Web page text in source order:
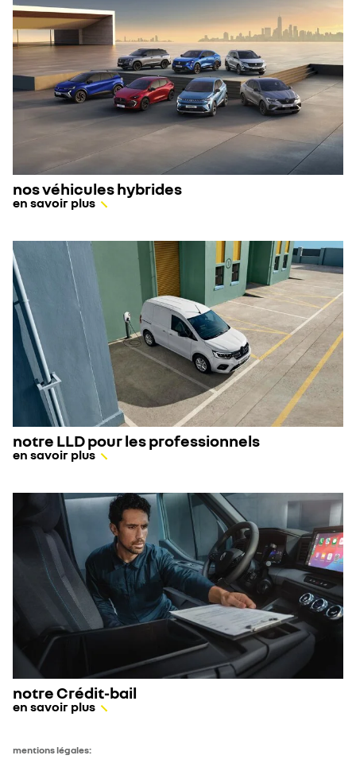
nos véhicules hybrides
en savoir plus
notre LLD pour les professionnels
en savoir plus
notre Crédit-bail
en savoir plus
mentions légales: